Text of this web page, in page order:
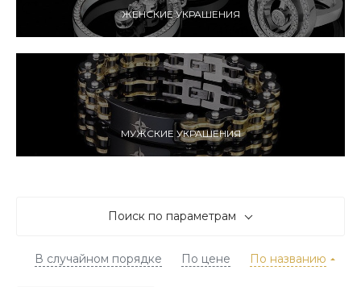
ЖЕНСКИЕ УКРАШЕНИЯ
МУЖСКИЕ УКРАШЕНИЯ
Поиск по параметрам
В случайном порядке По цене По названию